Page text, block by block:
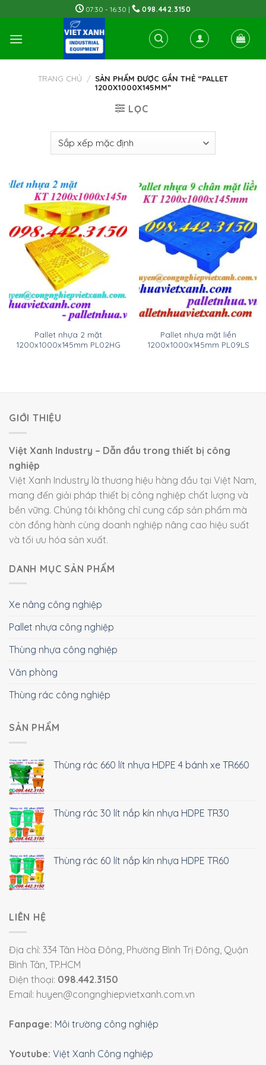
to
content
07:30 - 16:30 | 098.442.3150
TRANG CHỦ / SẢN PHẨM ĐƯỢC GẮN THẺ “PALLET
1200X1000X145MM”
LỌC
Pallet nhựa 2 mặt
1200x1000x145mm PL02HG
Pallet nhựa mặt liền
1200x1000x145mm PL09LS
GIỚI THIỆU
Việt Xanh Industry – Dẫn đầu trong thiết bị công
nghiệp
Việt Xanh Industry là thương hiệu hàng đầu tại Việt Nam,
mang đến giải pháp thiết bị công nghiệp chất lượng và
bền vững. Chúng tôi không chỉ cung cấp sản phẩm mà
còn đồng hành cùng doanh nghiệp nâng cao hiệu suất
và tối ưu hóa sản xuất.
DANH MỤC SẢN PHẨM
Xe nâng công nghiệp
Pallet nhựa công nghiệp
Thùng nhựa công nghiệp
Văn phòng
Thùng rác công nghiệp
SẢN PHẨM
Thùng rác 660 lít nhựa HDPE 4 bánh xe TR660
Thùng rác 30 lít nắp kín nhựa HDPE TR30
Thùng rác 60 lít nắp kín nhựa HDPE TR60
LIÊN HỆ
Địa chỉ: 334 Tân Hòa Đông, Phường Bình Trị Đông, Quận
Bình Tân, TP.HCM
Điện thoại: 098.442.3150
Email: huyen@congnghiepvietxanh.com.vn
Fanpage: Môi trường công nghiệp
Youtube: Việt Xanh Công nghiệp